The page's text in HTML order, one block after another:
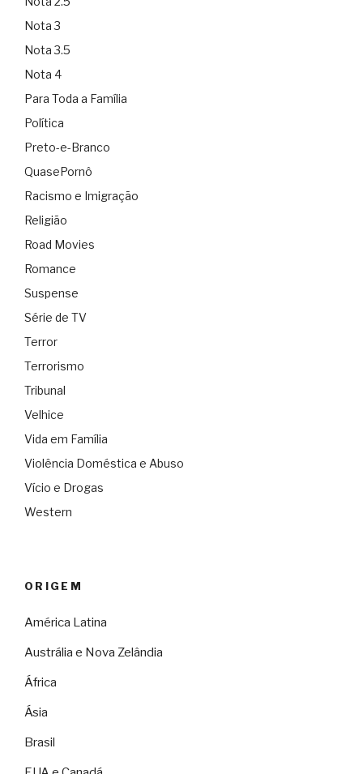
Nota 3
Nota 3.5
Nota 4
Para Toda a Família
Política
Preto-e-Branco
QuasePornô
Racismo e Imigração
Religião
Road Movies
Romance
Suspense
Série de TV
Terror
Terrorismo
Tribunal
Velhice
Vida em Família
Violência Doméstica e Abuso
Vício e Drogas
Western
ORIGEM
América Latina
Austrália e Nova Zelândia
África
Ásia
Brasil